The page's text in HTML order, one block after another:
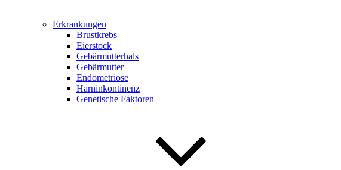
Erkrankungen
Brustkrebs
Eierstock
Gebärmutterhals
Gebärmutter
Endometriose
Harninkontinenz
Genetische Faktoren